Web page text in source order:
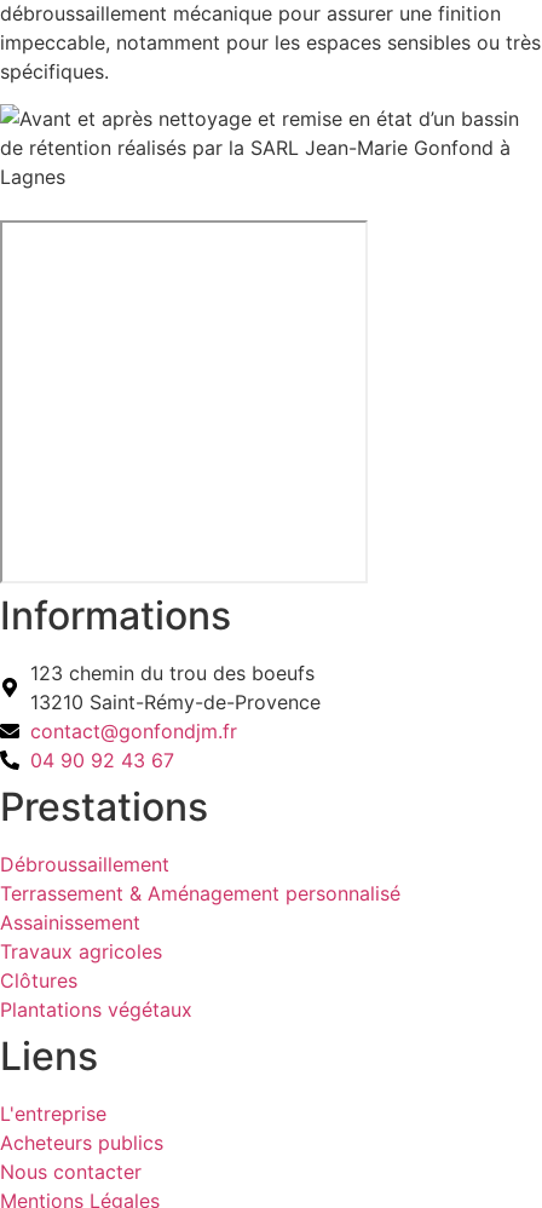
débroussaillement mécanique pour assurer une finition
impeccable, notamment pour les espaces sensibles ou très
spécifiques.
Informations
123 chemin du trou des boeufs
13210 Saint-Rémy-de-Provence
contact@gonfondjm.fr
04 90 92 43 67
Prestations
Débroussaillement
Terrassement & Aménagement personnalisé
Assainissement
Travaux agricoles
Clôtures
Plantations végétaux
Liens
L'entreprise
Acheteurs publics
Nous contacter
Mentions Légales